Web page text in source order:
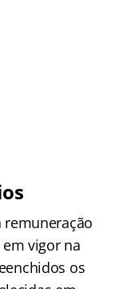
remuneração
vigor na
os